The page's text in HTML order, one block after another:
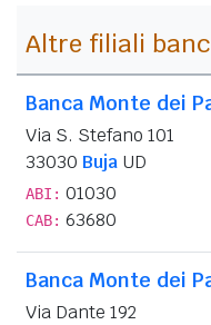
Altre filiali
Banca Monte dei
Via S. Stefano 101
33030 Buja UD
ABI: 01030
CAB: 63680
Banca Monte dei
Via Dante 192